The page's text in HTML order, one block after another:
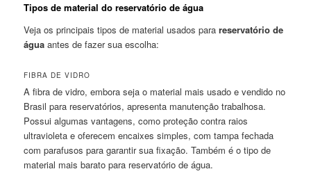
Tipos de material do reservatório de água
Veja os principais tipos de material usados parareservatório de
água antes de fazer sua escolha:
FIBRA DE VIDRO
A fibra de vidro, embora seja o material mais usado e vendido no
Brasil para reservatórios, apresenta manutenção trabalhosa.
Possui algumas vantagens, como proteção contra raios
ultravioleta e oferecem encaixes simples, com tampa fechada
com parafusos para garantir sua fixação. Também é o tipo de
material mais barato para reservatório de água.